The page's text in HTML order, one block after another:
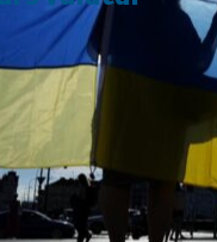
Curs valutar: 07
EUR
: 5,2554 RON
: 4,5584 RON
: 5,6244 RON
GBP : 6,1277 RON
Convertor